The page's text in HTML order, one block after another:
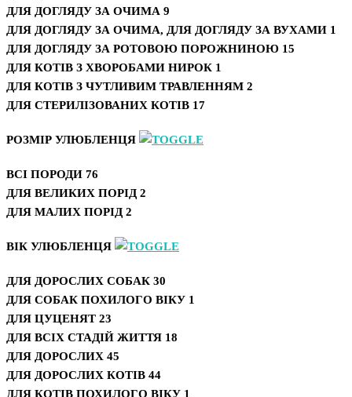
ДЛЯ ДОГЛЯДУ ЗА ОЧИМА 9
ДЛЯ ДОГЛЯДУ ЗА ОЧИМА, ДЛЯ ДОГЛЯДУ ЗА ВУХАМИ 1
ДЛЯ ДОГЛЯДУ ЗА РОТОВОЮ ПОРОЖНИНОЮ 15
ДЛЯ КОТІВ З ХВОРОБАМИ НИРОК 1
ДЛЯ КОТІВ З ЧУТЛИВИМ ТРАВЛЕННЯМ 2
ДЛЯ СТЕРИЛІЗОВАНИХ КОТІВ 17
РОЗМІР УЛЮБЛЕНЦЯ
ВСІ ПОРОДИ 76
ДЛЯ ВЕЛИКИХ ПОРІД 2
ДЛЯ МАЛИХ ПОРІД 2
ВІК УЛЮБЛЕНЦЯ
ДЛЯ ДОРОСЛИХ СОБАК 30
ДЛЯ СОБАК ПОХИЛОГО ВІКУ 1
ДЛЯ ЦУЦЕНЯТ 23
ДЛЯ ВСІХ СТАДІЙ ЖИТТЯ 18
ДЛЯ ДОРОСЛИХ 45
ДЛЯ ДОРОСЛИХ КОТІВ 44
ДЛЯ КОТІВ ПОХИЛОГО ВІКУ 1